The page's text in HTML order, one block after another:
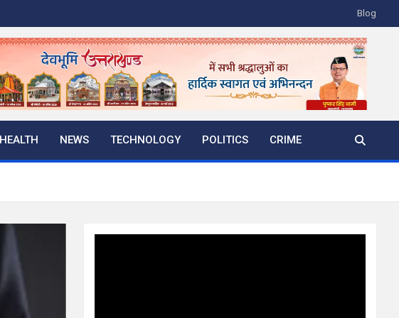
Blog
HEALTH NEWS TECHNOLOGY POLITICS CRIME